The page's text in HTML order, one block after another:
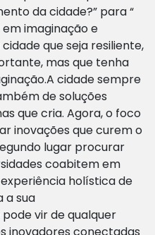
da cidade?” para “
imaginação e
que seja resiliente,
mas que tenha
cidade sempre
de soluções
que cria. Agora, o foco
inovações que curem o
lugar procurar
coabitem em
holística de
a sua
vir de qualquer